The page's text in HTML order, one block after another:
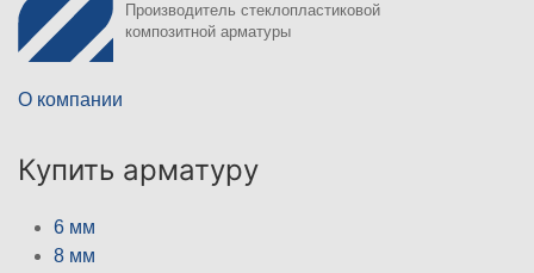
Производитель стеклопластиковой
композитной арматуры
О компании
Купить арматуру
6 мм
8 мм